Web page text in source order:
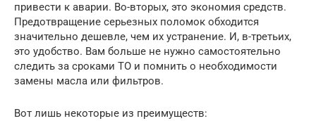
привести к аварии. Во-вторых, это экономия средств.
Предотвращение серьезных поломок обходится
значительно дешевле, чем их устранение. И, в-третьих,
это удобство. Вам больше не нужно самостоятельно
следить за сроками ТО и помнить о необходимости
замены масла или фильтров.
Вот лишь некоторые из преимуществ: